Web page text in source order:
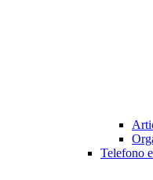
Telefono